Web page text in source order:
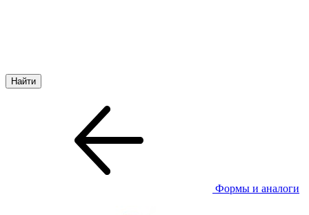
Формы и аналоги